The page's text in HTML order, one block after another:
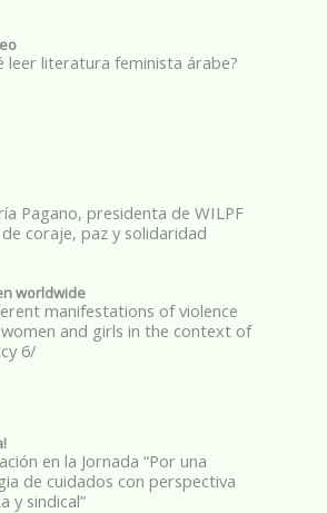
leer literatura feminista árabe?
Pagano, presidenta de WILPF
coraje, paz y solidaridad
worldwide
manifestations of violence
and girls in the context of
6/
en la Jornada “Por una
de cuidados con perspectiva
y sindical”